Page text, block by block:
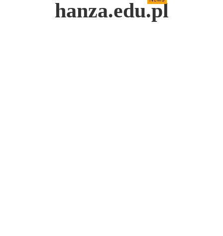
hanza.edu.pl